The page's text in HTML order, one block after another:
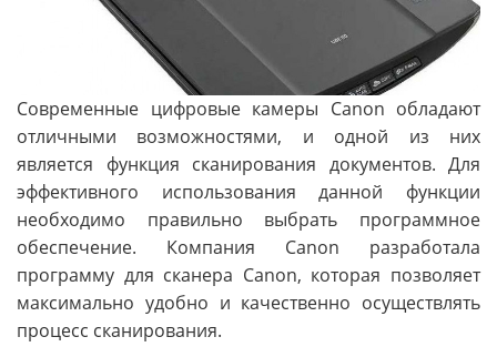
Современные цифровые камеры Canon обладают
отличными возможностями, и одной из них
является функция сканирования документов. Для
эффективного использования данной функции
необходимо правильно выбрать программное
обеспечение. Компания Canon разработала
программу для сканера Canon, которая позволяет
максимально удобно и качественно осуществлять
процесс сканирования.